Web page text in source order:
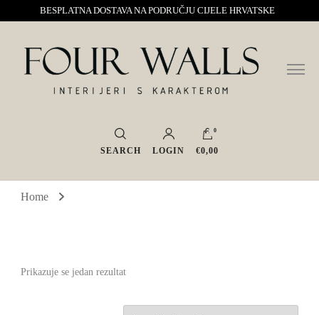
BESPLATNA DOSTAVA NA PODRUČJU CIJELE HRVATSKE
Four Walls
Sve za interijer po Vašoj mjeri. Salon namještaja, dekoracije i rasvjete.
Interijeri s karakterom
SEARCH LOGIN
0
€0,00
Home
Prikazuje se jedan rezultat